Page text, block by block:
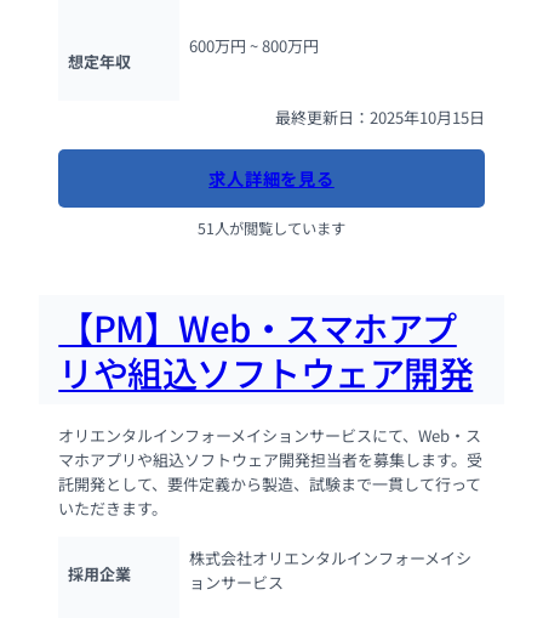
想定年収
600万円 ~ 800万円
最終更新日：2025年10月15日
求人詳細を見る
51人が閲覧しています
【PM】Web・スマホアプ
リや組込ソフトウェア開発
オリエンタルインフォーメイションサービスにて、Web・ス
マホアプリや組込ソフトウェア開発担当者を募集します。受
託開発として、要件定義から製造、試験まで一貫して行って
いただきます。
採用企業
株式会社オリエンタルインフォーメイシ
ョンサービス